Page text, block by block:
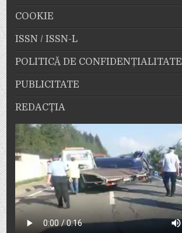
COOKIE
ISSN / ISSN-L
POLITICĂ DE CONFIDENȚIALITATE
PUBLICITATE
REDACȚIA